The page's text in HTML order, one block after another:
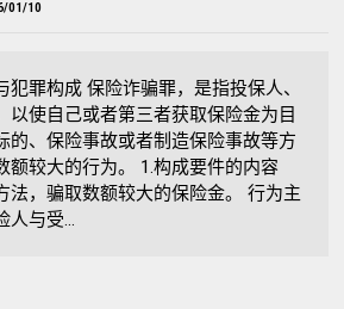
01/10
犯罪构成 保险诈骗罪，是指投保人、
以使自己或者第三者获取保险金为目
的、保险事故或者制造保险事故等方
额较大的行为。 1.构成要件的内容
法，骗取数额较大的保险金。 行为主
人与受...